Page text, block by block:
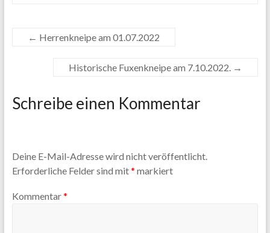
← Herrenkneipe am 01.07.2022
Historische Fuxenkneipe am 7.10.2022. →
Schreibe einen Kommentar
Deine E-Mail-Adresse wird nicht veröffentlicht.
Erforderliche Felder sind mit* markiert
Kommentar*